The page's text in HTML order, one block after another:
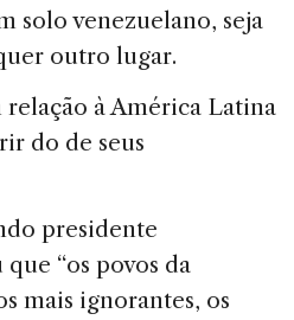
solo venezuelano, seja
outro lugar.
à América Latina
do de seus
presidente
“os povos da
mais ignorantes, os